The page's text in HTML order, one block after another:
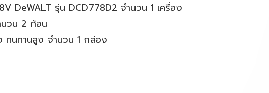
DeWALT รุ่น DCD778D2 จำนวน 1 เครื่อง
นวน 2 ก้อน
ทนทานสูง จำนวน 1 กล่อง